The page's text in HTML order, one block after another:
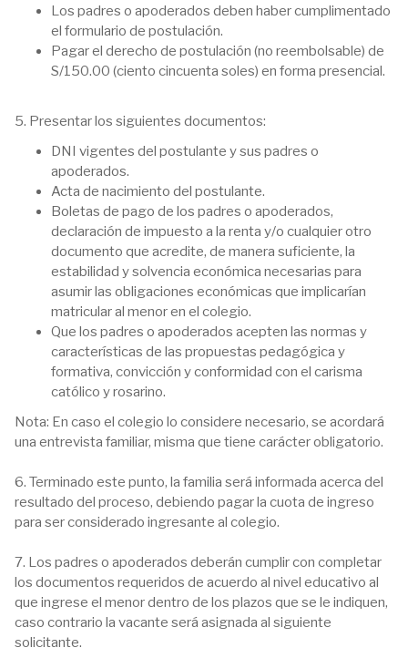
Los padres o apoderados deben haber cumplimentado
el formulario de postulación.
Pagar el derecho de postulación (no reembolsable) de
S/150.00 (ciento cincuenta soles) en forma presencial.
5. Presentar los siguientes documentos:
DNI vigentes del postulante y sus padres o
apoderados.
Acta de nacimiento del postulante.
Boletas de pago de los padres o apoderados,
declaración de impuesto a la renta y/o cualquier otro
documento que acredite, de manera suficiente, la
estabilidad y solvencia económica necesarias para
asumir las obligaciones económicas que implicarían
matricular al menor en el colegio.
Que los padres o apoderados acepten las normas y
características de las propuestas pedagógica y
formativa, convicción y conformidad con el carisma
católico y rosarino.
Nota: En caso el colegio lo considere necesario, se acordará
una entrevista familiar, misma que tiene carácter obligatorio.
6. Terminado este punto, la familia será informada acerca del
resultado del proceso, debiendo pagar la cuota de ingreso
para ser considerado ingresante al colegio.
7. Los padres o apoderados deberán cumplir con completar
los documentos requeridos de acuerdo al nivel educativo al
que ingrese el menor dentro de los plazos que se le indiquen,
caso contrario la vacante será asignada al siguiente
solicitante.